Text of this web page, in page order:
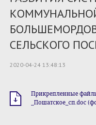
СЕЛЬСКОГО
2020-04-24 13:48:13
Прикрепленные
_Пошатское_сп.doc